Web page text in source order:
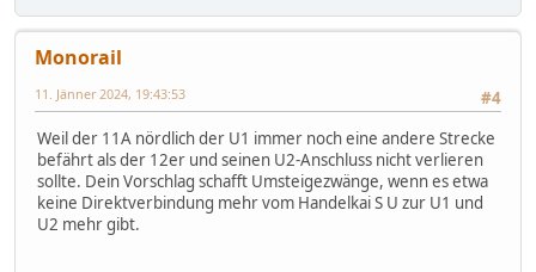
Monorail
#4
11. Jänner 2024, 19:43:53
Weil der 11A nördlich der U1 immer noch eine andere Strecke
befährt als der 12er und seinen U2-Anschluss nicht verlieren
sollte. Dein Vorschlag schafft Umsteigezwänge, wenn es etwa
keine Direktverbindung mehr vom Handelkai S U zur U1 und
U2 mehr gibt.